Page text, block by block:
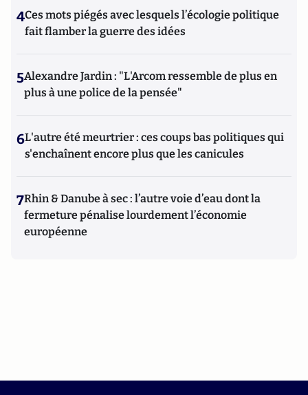
4Ces mots piégés avec lesquels l’écologie politique
fait flamber la guerre des idées
5Alexandre Jardin : "L'Arcom ressemble de plus en
plus à une police de la pensée"
6L'autre été meurtrier : ces coups bas politiques qui
s'enchaînent encore plus que les canicules
7Rhin & Danube à sec : l’autre voie d’eau dont la
fermeture pénalise lourdement l’économie
européenne